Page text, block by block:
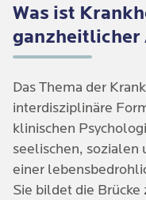
Was ist
ganzheitlicher
Das Thema der
interdisziplinäre
klinischen
seelischen, sozialen
einer
Sie bildet die Brücke